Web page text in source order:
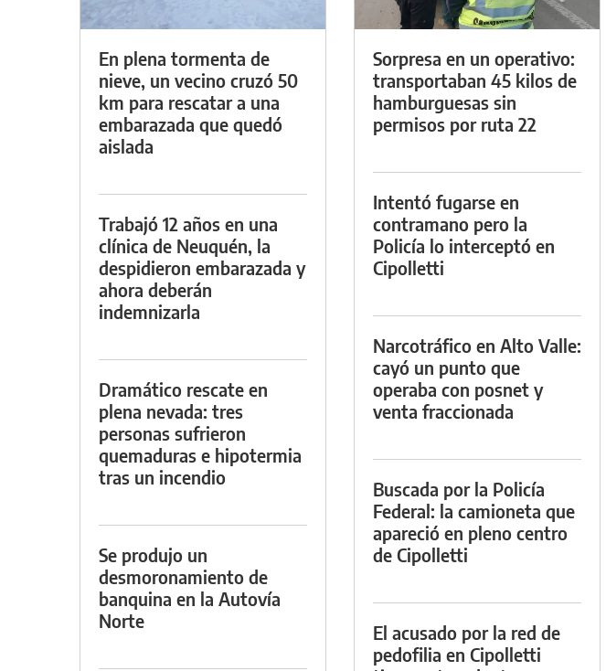
En plena tormenta de
nieve, un vecino cruzó 50
km para rescatar a una
embarazada que quedó
aislada
Trabajó 12 años en una
clínica de Neuquén, la
despidieron embarazada y
ahora deberán
indemnizarla
Dramático rescate en
plena nevada: tres
personas sufrieron
quemaduras e hipotermia
tras un incendio
Se produjo un
desmoronamiento de
banquina en la Autovía
Norte
Sorpresa en un operativo:
transportaban 45 kilos de
hamburguesas sin
permisos por ruta 22
Intentó fugarse en
contramano pero la
Policía lo interceptó en
Cipolletti
Narcotráfico en Alto Valle:
cayó un punto que
operaba con posnet y
venta fraccionada
Buscada por la Policía
Federal: la camioneta que
apareció en pleno centro
de Cipolletti
El acusado por la red de
pedofilia en Cipolletti